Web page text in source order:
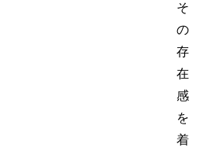
そ
の
存
在
感
を
着